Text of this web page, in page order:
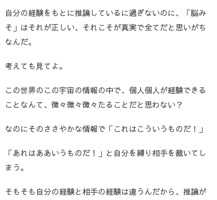
自分の経験をもとに推論しているに過ぎないのに、「脳み
そ」はそれが正しい、それこそが真実で全てだと思いがち
なんだ。
考えても見てよ。
この世界のこの宇宙の情報の中で、個人個人が経験できる
ことなんて、微々微々微々たることだと思わない？
なのにそのささやかな情報で「これはこういうものだ！」
「あれはああいうものだ！」と自分を縛り相手を裁いてし
まう。
そもそも自分の経験と相手の経験は違うんだから、推論が